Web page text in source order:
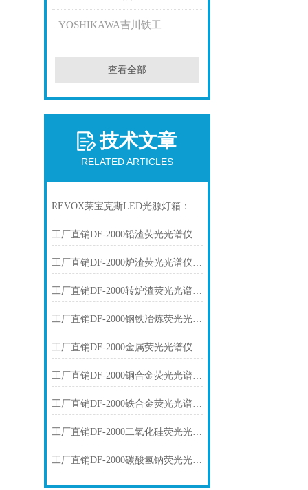
YOSHIKAWA吉川铁工
查看全部
技术文章
RELATED ARTICLES
REVOX莱宝克斯LED光源灯箱：工业视觉检测的高稳定冷光方案
工厂直销DF-2000铅渣荧光光谱仪技术参数
工厂直销DF-2000炉渣荧光光谱仪技术参数
工厂直销DF-2000转炉渣荧光光谱仪技术参数
工厂直销DF-2000钢铁冶炼荧光光谱仪技术参数
工厂直销DF-2000金属荧光光谱仪技术参数
工厂直销DF-2000铜合金荧光光谱仪技术参数
工厂直销DF-2000铁合金荧光光谱仪技术参数
工厂直销DF-2000二氧化硅荧光光谱仪技术参数
工厂直销DF-2000碳酸氢钠荧光光谱仪技术参数